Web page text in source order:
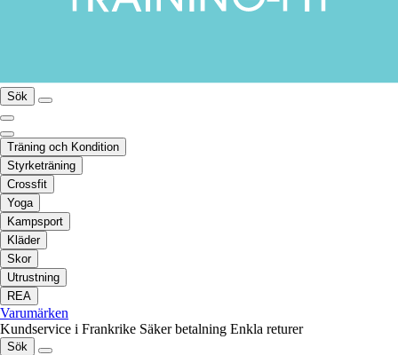
Sök
Träning och Kondition
Styrketräning
Crossfit
Yoga
Kampsport
Kläder
Skor
Utrustning
REA
Varumärken
Kundservice i Frankrike Säker betalning Enkla returer
Sök